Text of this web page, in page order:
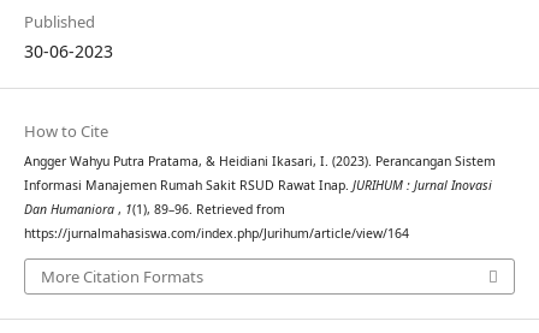
Published
30-06-2023
How to Cite
Angger Wahyu Putra Pratama, & Heidiani Ikasari, I. (2023). Perancangan Sistem
Informasi Manajemen Rumah Sakit RSUD Rawat Inap. JURIHUM : Jurnal Inovasi
Dan Humaniora , 1(1), 89–96. Retrieved from
https://jurnalmahasiswa.com/index.php/Jurihum/article/view/164
More Citation Formats